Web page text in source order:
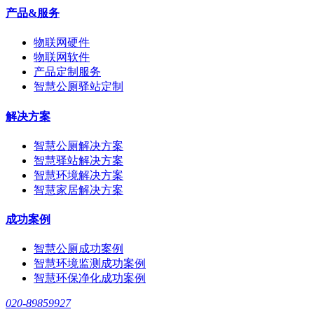
产品&服务
物联网硬件
物联网软件
产品定制服务
智慧公厕驿站定制
解决方案
智慧公厕解决方案
智慧驿站解决方案
智慧环境解决方案
智慧家居解决方案
成功案例
智慧公厕成功案例
智慧环境监测成功案例
智慧环保净化成功案例
020-89859927